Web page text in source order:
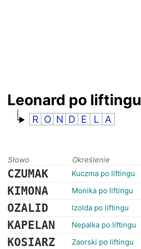
Leonard po liftingu
R O N D E L A
Słowo Określenie
CZUMAK Kuczma po liftingu
KIMONA Monika po liftingu
OZALID Izolda po liftingu
KAPELAN Nepalka po liftingu
KOSIARZ Zaorski po liftingu